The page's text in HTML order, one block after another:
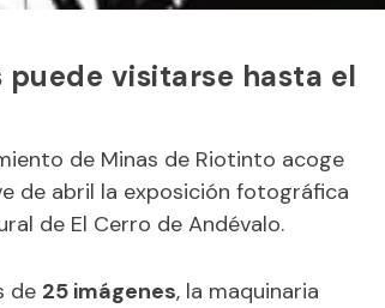
visitarse hasta el
de Minas de Riotinto acoge
de abril la exposición fotográfica
de El Cerro de Andévalo.
de 25 imágenes, la maquinaria